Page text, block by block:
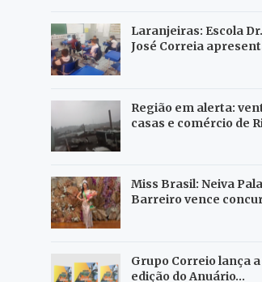
Laranjeiras: Escola
José Correia
Região em alerta:
casas e comércio de
Miss Brasil: Neiva
Barreiro vence
Grupo Correio lança
edição do Anuário…